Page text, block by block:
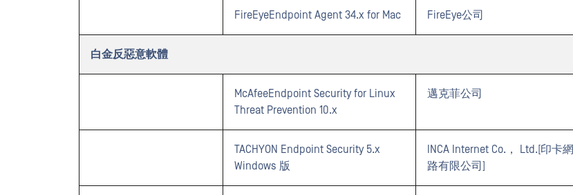
FireEyeEndpoint Agent 34.x for Mac FireEye公司
白金反惡意軟體
McAfeeEndpoint Security for Linux
Threat Prevention 10.x
邁克菲公司
TACHYON Endpoint Security 5.x
Windows 版
INCA Internet Co.， Ltd.[印卡網
路有限公司]